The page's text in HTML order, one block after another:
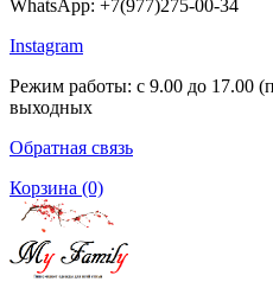
WhatsApp: +7(977)275-00-34
Instagram
Режим работы: с 9.00 до 17.00
выходных
Обратная связь
Корзина (0)